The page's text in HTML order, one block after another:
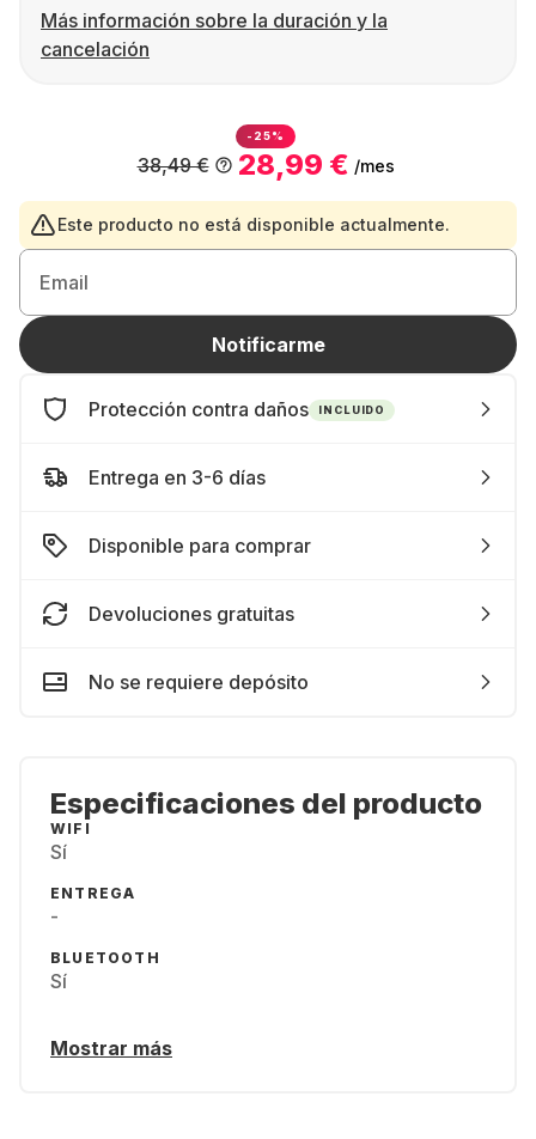
Más información sobre la duración y la
cancelación
-25%
28,99 € /mes
38,49 €
Este producto no está disponible actualmente.
Email
Notificarme
Protección contra daños INCLUIDO
Entrega en 3-6 días
Disponible para comprar
Devoluciones gratuitas
No se requiere depósito
Especificaciones del producto
WIFI
Sí
ENTREGA
-
BLUETOOTH
Sí
Mostrar más